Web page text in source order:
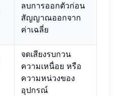
ลบการออกตัวก่อน
สัญญาณออกจาก
ค่าเฉลี่ย
จดเสียงรบกวน
ความเหนื่อย หรือ
ความหน่วงของ
อุปกรณ์